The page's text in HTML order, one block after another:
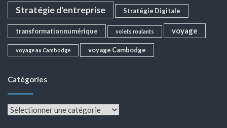
Stratégie d'entreprise Stratégie Digitale
transformation numérique volets roulants voyage
voyage au Cambodge voyage Cambodge
Catégories
Catégories